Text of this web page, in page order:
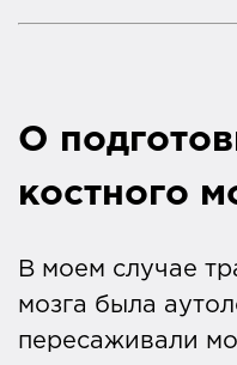
О
костного
В моем случае
мозга была
пересаживали